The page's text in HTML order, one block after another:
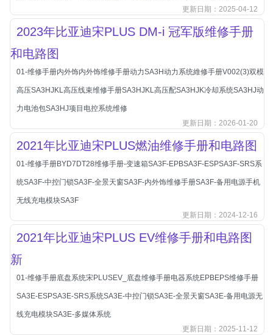
宝骏
本田
标致
比亚迪
比亚迪-海外版
更新日期：2025-04-12
2023年比亚迪宋PLUS DM-i 冠军版维修手册
和电路图
01-维修手册内外饰内外饰维修手册动力SA3H动力系统維修手册V002(3)双模
高压SA3HJKL高压线束维修手册SA3HJKL高压配SA3HJK冷却系统SA3HJ动
力电池包SA3HJ项目电控系统维修
更新日期：2026-01-20
2021年比亚迪宋PLUS燃油维修手册和电路图
01-维修手册BYD7DT28维修手册-变速箱SA3F-EPBSA3F-ESPSA3F-SRS系
统SA3F-中控门锁SA3F-全景天窗SA3F-内外饰维修手册SA3F-备用电源手机
无线充电模块SA3F
更新日期：2024-12-16
2021年比亚迪宋PLUS EV维修手册和电路图
新
01-维修手册底盘系统宋PLUSEV_底盘维修手册电器系统EPBEPS维修手册
SA3E-ESPSA3E-SRS系统SA3E-中控门锁SA3E-全景天窗SA3E-备用电源无
线充电模块SA3E-多媒体系统
更新日期：2025-11-12